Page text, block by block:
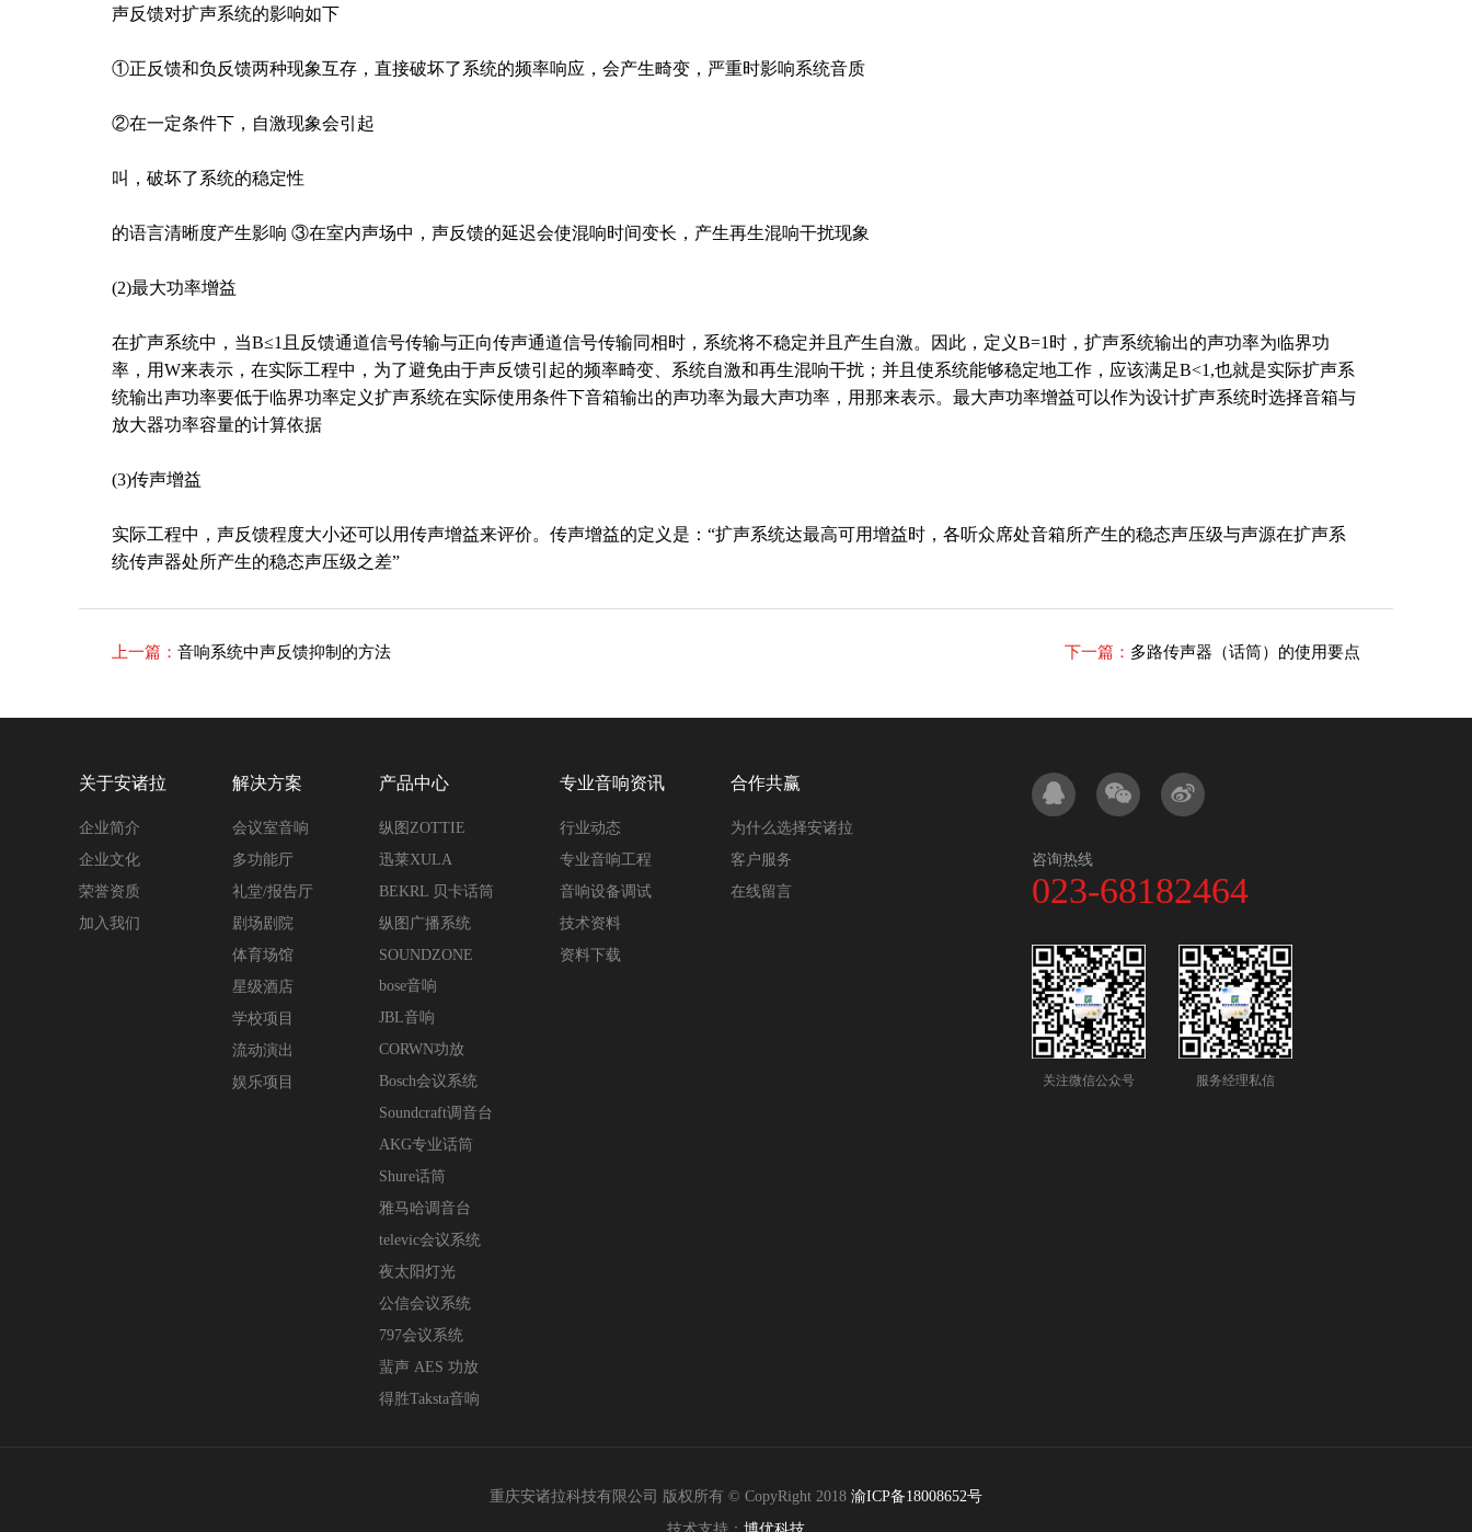
声反馈对扩声系统的影响如下
①正反馈和负反馈两种现象互存，直接破坏了系统的频率响应，会产生畸变，严重时影响系统音质
②在一定条件下，自激现象会引起
叫，破坏了系统的稳定性
的语言清晰度产生影响 ③在室内声场中，声反馈的延迟会使混响时间变长，产生再生混响干扰现象
(2)最大功率增益
在扩声系统中，当B≤1且反馈通道信号传输与正向传声通道信号传输同相时，系统将不稳定并且产生自激。因此，定义B=1时，扩声系统输出的声功率为临界功
率，用W来表示，在实际工程中，为了避免由于声反馈引起的频率畸变、系统自激和再生混响干扰；并且使系统能够稳定地工作，应该满足B<1,也就是实际扩声系
统输出声功率要低于临界功率定义扩声系统在实际使用条件下音箱输出的声功率为最大声功率，用那来表示。最大声功率增益可以作为设计扩声系统时选择音箱与
放大器功率容量的计算依据
(3)传声增益
实际工程中，声反馈程度大小还可以用传声增益来评价。传声增益的定义是：“扩声系统达最高可用增益时，各听众席处音箱所产生的稳态声压级与声源在扩声系
统传声器处所产生的稳态声压级之差”
上一篇： 音响系统中声反馈抑制的方法 下一篇： 多路传声器（话筒）的使用要点
关于安诸拉
企业简介
企业文化
荣誉资质
加入我们
解决方案
会议室音响
多功能厅
礼堂/报告厅
剧场剧院
体育场馆
星级酒店
学校项目
流动演出
娱乐项目
产品中心
纵图ZOTTIE
迅莱XULA
BEKRL 贝卡话筒
纵图广播系统
SOUNDZONE
bose音响
JBL音响
CORWN功放
Bosch会议系统
Soundcraft调音台
AKG专业话筒
Shure话筒
雅马哈调音台
televic会议系统
夜太阳灯光
公信会议系统
797会议系统
蜚声 AES 功放
得胜Taksta音响
专业音响资讯
行业动态
专业音响工程
音响设备调试
技术资料
资料下载
合作共赢
为什么选择安诸拉
客户服务
在线留言
咨询热线
023-68182464
关注微信公众号 服务经理私信
重庆安诸拉科技有限公司 版权所有 © CopyRight 2018 渝ICP备18008652号